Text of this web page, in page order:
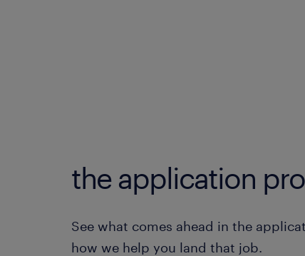
the application
See what comes ahead in the
how we help you land that job.